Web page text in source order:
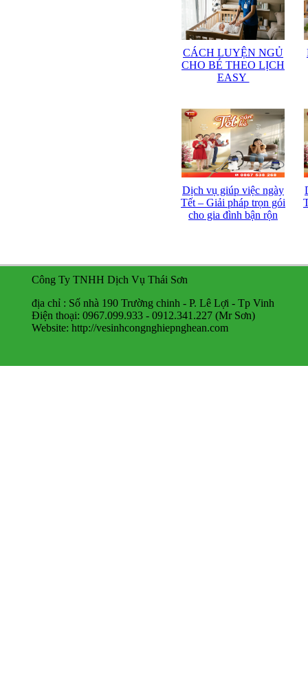
CÁCH LUYỆN NGỦ
CHO BÉ THEO LỊCH
EASY
Dịch vụ giúp việc ngày
Tết – Giải pháp trọn gói
cho gia đình bận rộn
Công Ty TNHH Dịch Vụ Thái Sơn
địa chỉ : Số nhà 190 Trường chinh - P. Lê Lợi - Tp Vinh
Điện thoại: 0967.099.933 - 0912.341.227 (Mr Sơn)
Website: http://vesinhcongnghiepnghean.com